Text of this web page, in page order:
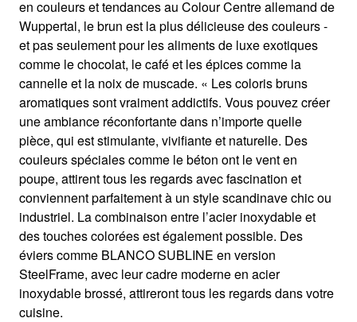
en couleurs et tendances au Colour Centre allemand de
Wuppertal, le brun est la plus délicieuse des couleurs -
et pas seulement pour les aliments de luxe exotiques
comme le chocolat, le café et les épices comme la
cannelle et la noix de muscade. « Les coloris bruns
aromatiques sont vraiment addictifs. Vous pouvez créer
une ambiance réconfortante dans n’importe quelle
pièce, qui est stimulante, vivifiante et naturelle. Des
couleurs spéciales comme le béton ont le vent en
poupe, attirent tous les regards avec fascination et
conviennent parfaitement à un style scandinave chic ou
industriel. La combinaison entre l’acier inoxydable et
des touches colorées est également possible. Des
éviers comme BLANCO SUBLINE en version
SteelFrame, avec leur cadre moderne en acier
inoxydable brossé, attireront tous les regards dans votre
cuisine.